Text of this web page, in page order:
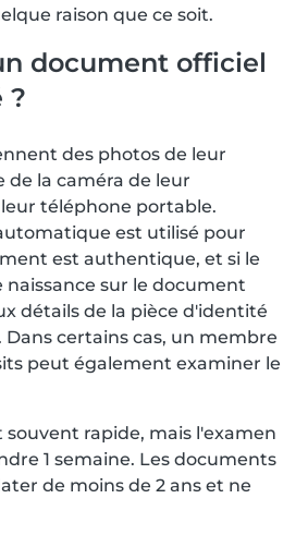
raison que ce soit.
document officiel
?
des photos de leur
de la caméra de leur
téléphone portable.
est utilisé pour
est authentique, et si le
naissance sur le document
détails de la pièce d'identité
Dans certains cas, un membre
peut également examiner le
souvent rapide, mais l'examen
1 semaine. Les documents
de moins de 2 ans et ne